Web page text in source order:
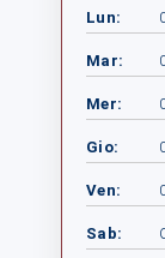
Lun:
Mar:
Mer:
Gio:
Ven:
Sab: